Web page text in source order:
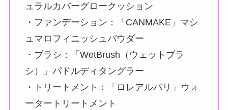
ュラルカバーグロークッション
・ファンデーション：「CANMAKE」マシ
ュマロフィニッシュパウダー
・ブラシ：「WetBrush（ウェットブラ
シ）」パドルディタングラー
・トリートメント：「ロレアルパリ」ウォ
ータートリートメント